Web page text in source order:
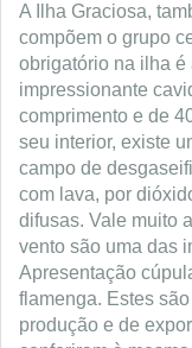
A Ilha Graciosa,
compõem o grupo
obrigatório na ilha é
impressionante
comprimento e de
seu interior, existe
campo de
com lava, por
difusas. Vale muito
vento são uma das
Apresentação
flamenga. Estes
produção e de